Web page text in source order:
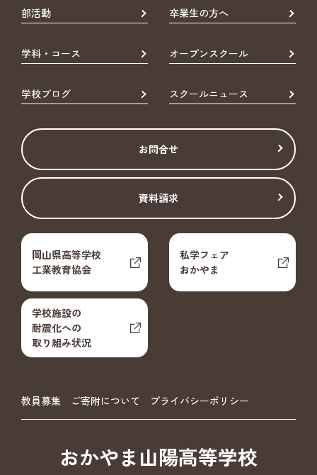
部活動 卒業生の方へ
学科・コース オープンスクール
学校ブログ スクールニュース
お問合せ
資料請求
岡山県高等学校
工業教育協会
私学フェア
おかやま
学校施設の
耐震化への
取り組み状況
教員募集 ご寄附について プライバシーポリシー
おかやま山陽高等学校